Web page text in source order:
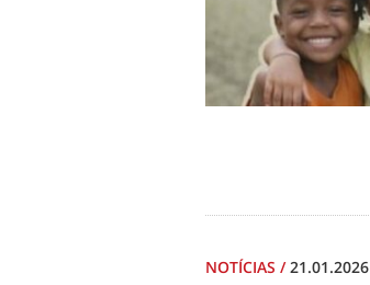
NOTÍCIAS /21.01.2026